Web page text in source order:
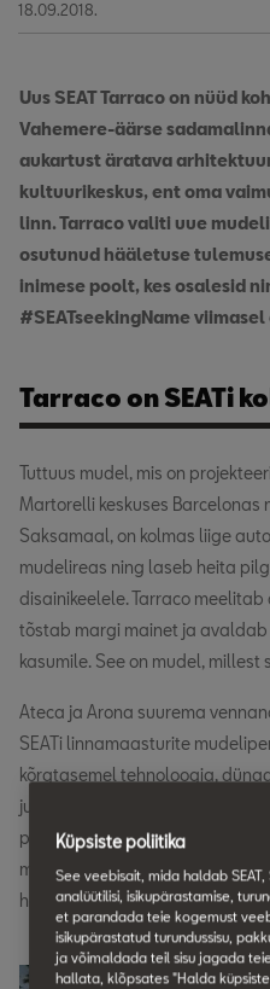
18.09.2018.
Uus SEAT Tarraco on nüüd
Vahemere-äärse
aukartust äratava
kultuurikeskus, ent oma
linn. Tarraco valiti uue
osutunud hääletuse
inimese poolt, kes osalesid
#SEATseekingName
Tarraco on SEATi
Tuttuus mudel, mis on
Martorelli keskuses
Saksamaal, on kolmas liige
mudelireas ning laseb heita
disainikeelele. Tarraco
tõstab margi mainet ja
kasumile. See on mudel, millest
Ateca ja Arona suurema
SEATi linnamaasturite
kõrgtasemel tehnoloogia,
juhitavuse, praktilisuse ja
progessiivse disainiga. Tarraco
mõõtmete eeliseid ning
hakkama iga ülesandega,
Küpsiste poliitika
See veebisait, mida haldab
analüütilisi, isikupärastamise,
et parandada teie kogemust
isikupärastatud turundussisu,
ja võimaldada teil sisu jagada
hallata, klõpsates "Halda